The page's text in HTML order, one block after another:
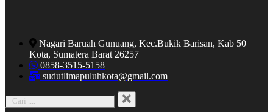
Nagari Baruah Gunuang, Kec.Bukik Barisan, Kab 50
Kota, Sumatera Barat 26257
0858-3515-5158
sudutlimapuluhkota@gmail.com